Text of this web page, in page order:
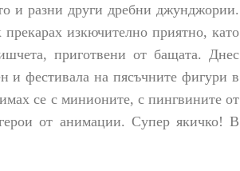
и разни други дребни джунджории.
изкючително приятно, като
приготвени от бащата. Днес
ифестивала на пясъчните фигури в
се с минионите, с пингвините от
от анимации. Супер якичко! В